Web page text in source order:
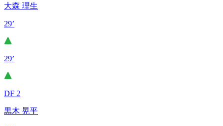
大森 理生
29’
29’
DF 2
黒木 晃平